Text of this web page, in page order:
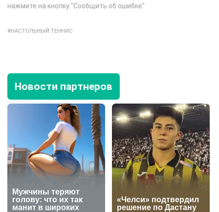
нажмите на кнопку "Сообщить об ошибке"
НАСТОЛЬНЫЙ ТЕННИС
Новости партнеров